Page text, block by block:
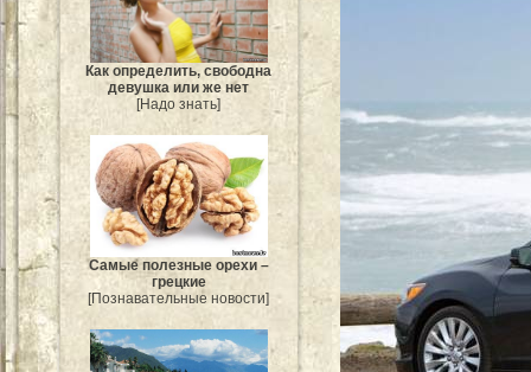
Как определить, свободна
девушка или же нет
[Надо знать]
Самые полезные орехи –
грецкие
[Познавательные новости]